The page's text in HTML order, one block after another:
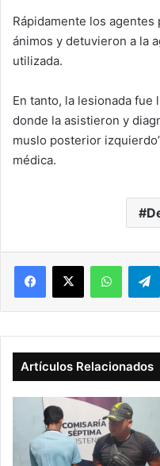
Rápidamente los
ánimos y detuvieron a la
utilizada.
En tanto, la lesionada fue
donde la asistieron y
muslo posterior
médica.
Facebook
X
Artículos Relacionados